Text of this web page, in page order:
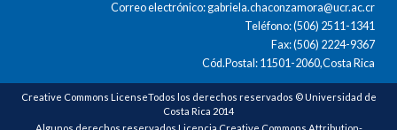
Correo electrónico: gabriela.chaconzamora@ucr.ac.cr
Teléfono: (506) 2511-1341
Fax: (506) 2224-9367
Cód.Postal: 11501-2060,Costa Rica
Creative Commons LicenseTodos los derechos reservados © Universidad de
Costa Rica 2014